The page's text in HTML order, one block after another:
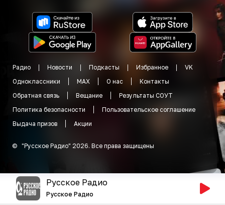
Радио Новости Подкасты Избранное
VK
Одноклассники
MAX О нас
Контакты
Обратная связь
Вещание
Результаты СОУТ
Политика безопасности
Пользовательское соглашение
Выдача призов
Акции
© "Русское Радио" 2026. Все права защищены
Русское Радио
Русское Радио